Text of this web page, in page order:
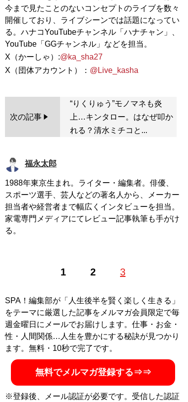
今まで見たことのないコンセプトのライブを数々
開催しており、ライブシーンでは話題になってい
る。ハナコYouTubeチャンネル「ハナチャン」、
YouTube「GGチャンネル」などを担当。
X（かーしゃ）:@ka_sha27
X（団体アカウント）： @Live_kasha
次の記事
“りくりゅう”モノマネも炎
上…キンタロー。はなぜ叩か
れる？清水ミチコと...
福永太郎
1988年東京生まれ。ライター・編集者。俳優、
スポーツ選手、芸人などの著名人から、メーカー
担当者や経営者まで幅広くインタビューを担当。
家電専門メディアにてレビュー記事執筆も手がけ
る。
1 2 3
SPA！編集部が「人生後半を賢く楽しく生きる」
をテーマに厳選した記事をメルマガ会員限定で毎
週金曜日にメールでお届けします。仕事・お金・
性・人間関係…人生を豊かにする秘訣が見つかり
ます。無料・10秒で完了です。
無料でメルマガ登録する⇒⇒
※登録後、メール認証が必要です。受信した認証